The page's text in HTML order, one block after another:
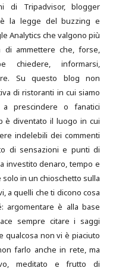
di Tripadvisor, blogger
la legge del buzzing e
Analytics che valgono più
di ammettere che, forse,
chiedere, informarsi,
Su questo blog non
di ristoranti in cui siamo
prescindere o fanatici
è diventato il luogo in cui
indelebili dei commenti
di sensazioni e punti di
investito denaro, tempo e
in un chioschetto sulla
a quelli che ti dicono cosa
argomentare è alla base
sempre citare i saggi
qualcosa non vi è piaciuto
farlo anche in rete, ma
meditato e frutto di